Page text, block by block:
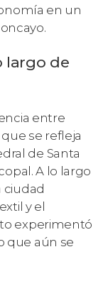
en un
largo de
entre
se refleja
de Santa
A lo largo
ciudad
y el
experimentó
que aún se